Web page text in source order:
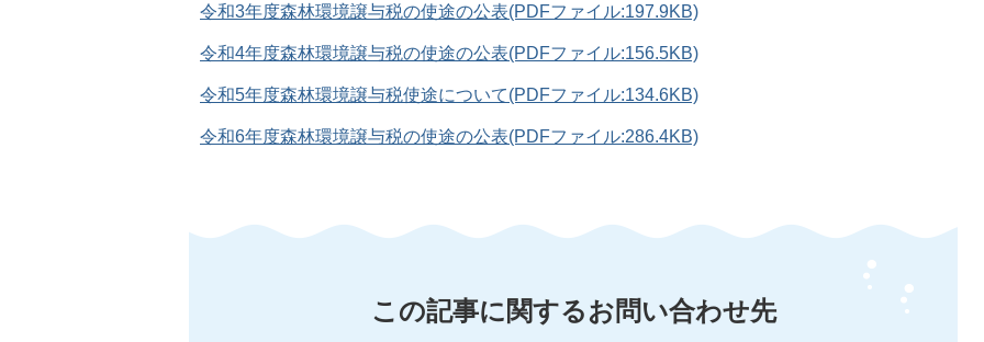
令和3年度森林環境譲与税の使途の公表(PDFファイル:197.9KB)
令和4年度森林環境譲与税の使途の公表(PDFファイル:156.5KB)
令和5年度森林環境譲与税使途について(PDFファイル:134.6KB)
令和6年度森林環境譲与税の使途の公表(PDFファイル:286.4KB)
この記事に関するお問い合わせ先